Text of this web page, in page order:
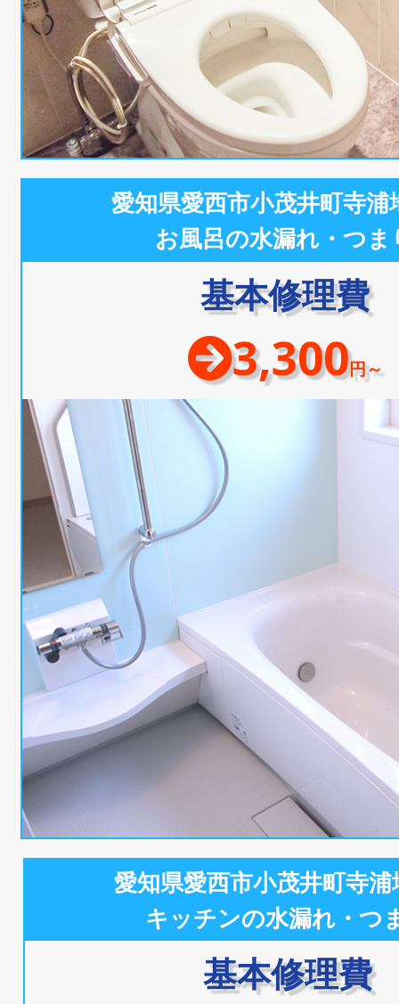
愛知県愛西市小茂井町寺浦
お風呂の水漏れ・つま
基本修理費
3,300円～
愛知県愛西市小茂井町寺
キッチンの水漏れ・つ
基本修理費